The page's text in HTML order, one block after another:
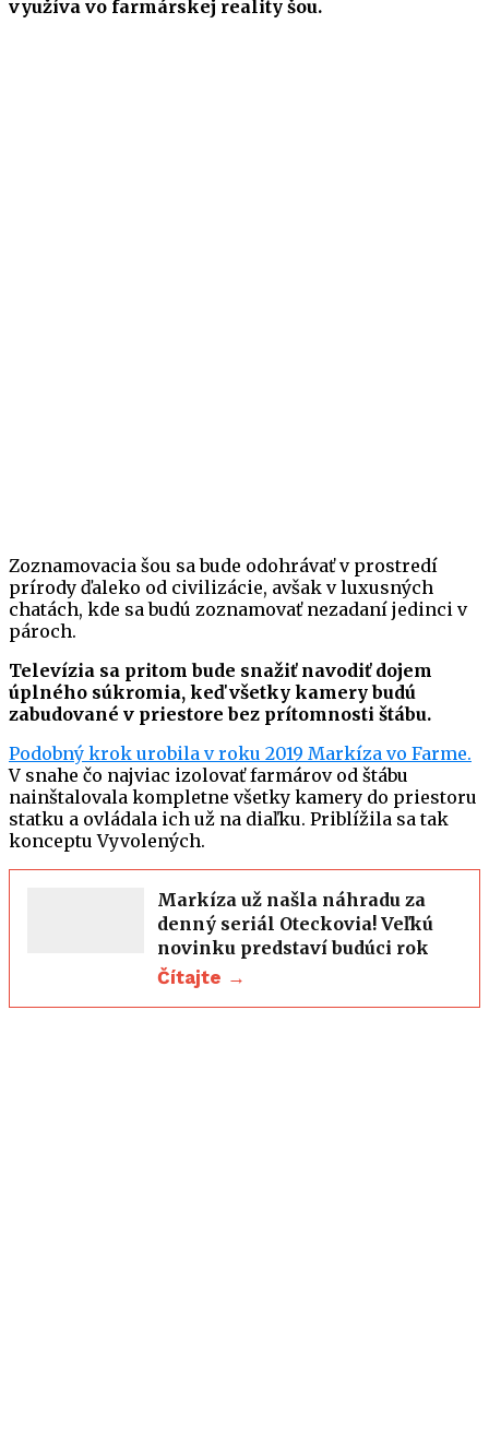
využíva vo farmárskej reality šou.
Zoznamovacia šou sa bude odohrávať v prostredí
prírody ďaleko od civilizácie, avšak v luxusných
chatách, kde sa budú zoznamovať nezadaní jedinci v
pároch.
Televízia sa pritom bude snažiť navodiť dojem
úplného súkromia, keď všetky kamery budú
zabudované v priestore bez prítomnosti štábu.
Podobný krok urobila v roku 2019 Markíza vo Farme.
V snahe čo najviac izolovať farmárov od štábu
nainštalovala kompletne všetky kamery do priestoru
statku a ovládala ich už na diaľku. Priblížila sa tak
konceptu Vyvolených.
Markíza už našla náhradu za
denný seriál Oteckovia! Veľkú
novinku predstaví budúci rok
Čítajte →